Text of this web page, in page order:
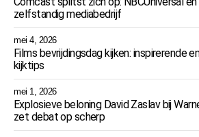
zelfstandig mediabedrijf
mei 4, 2026
Films bevrijdingsdag kijken: inspirerende
kijktips
mei 1, 2026
Explosieve beloning David Zaslav bij
zet debat op scherp